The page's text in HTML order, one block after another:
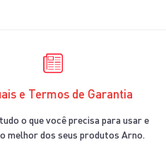
e Termos de Garantia
o que você precisa para usar e
melhor dos seus produtos Arno.